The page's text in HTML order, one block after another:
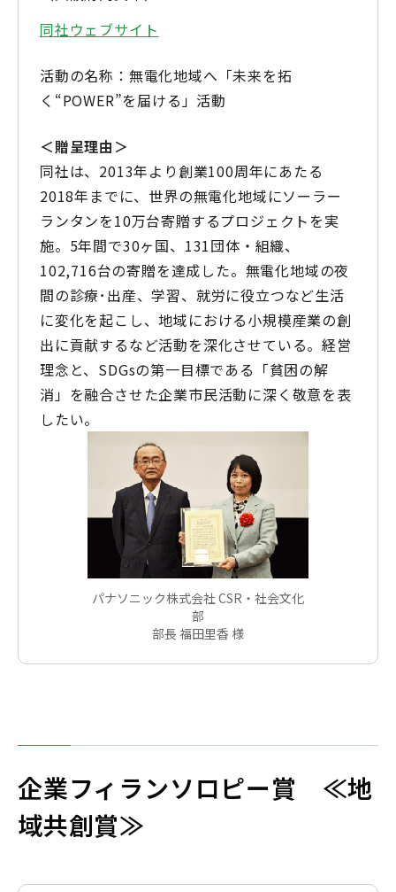
同社ウェブサイト
活動の名称：無電化地域へ「未来を拓
く“POWER”を届ける」活動
＜贈呈理由＞
同社は、2013年より創業100周年にあたる
2018年までに、世界の無電化地域にソーラー
ランタンを10万台寄贈するプロジェクトを実
施。5年間で30ヶ国、131団体・組織、
102,716台の寄贈を達成した。無電化地域の夜
間の診療･出産、学習、就労に役立つなど生活
に変化を起こし、地域における小規模産業の創
出に貢献するなど活動を深化させている。経営
理念と、SDGsの第一目標である「貧困の解
消」を融合させた企業市民活動に深く敬意を表
したい。
パナソニック株式会社 CSR・社会文化
部
部長 福田里香 様
企業フィランソロピー賞 ≪地
域共創賞≫